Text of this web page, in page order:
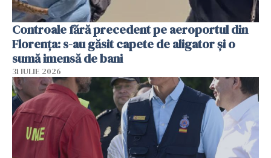
Controale fără precedent pe aeroportul din
Florența: s-au găsit capete de aligator și o
sumă imensă de bani
31 IULIE 2026